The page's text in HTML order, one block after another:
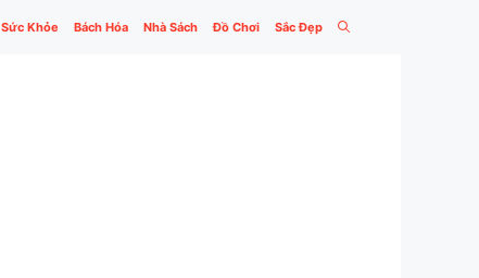
Sức Khỏe Bách Hóa Nhà Sách Đồ Chơi Sắc Đẹp